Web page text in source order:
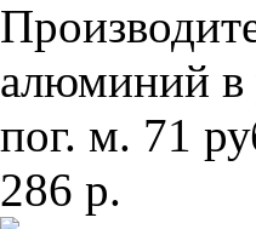
алюминий в
пог. м. 71
286 р.